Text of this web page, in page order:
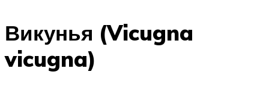
Викунья (Vicugna
vicugna)